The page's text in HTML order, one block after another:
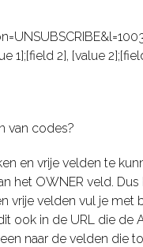
1];[field 2], [value
van codes?
en vrije velden te
het OWNER veld.
vrije velden vul je met
ook in de URL die de
naar de velden die